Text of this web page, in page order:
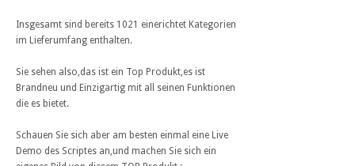
Insgesamt sind bereits 1021 einerichtet Kategorien
im Lieferumfang enthalten.
Sie sehen also,das ist ein Top Produkt,es ist
Brandneu und Einzigartig mit all seinen Funktionen
die es bietet.
Schauen Sie sich aber am besten einmal eine Live
Demo des Scriptes an,und machen Sie sich ein